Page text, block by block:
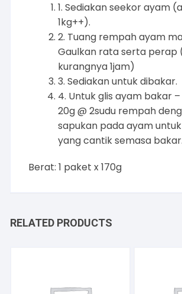
1. Sediakan seekor ayam
1kg++).
2. Tuang rempah ayam
Gaulkan rata serta perap
kurangnya 1jam)
3. Sediakan untuk dibakar.
4. Untuk glis ayam bakar
20g @ 2sudu rempah
sapukan pada ayam
yang cantik semasa bakar.
Berat: 1 paket x 170g
RELATED PRODUCTS